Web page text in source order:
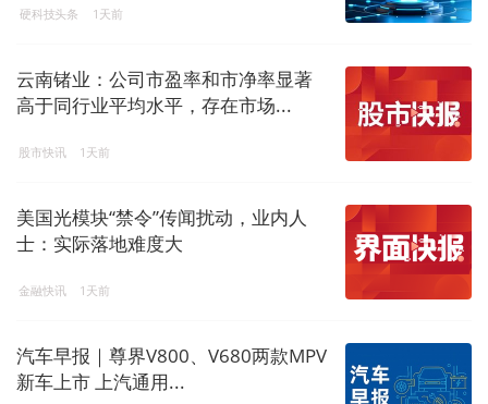
硬科技头条 1天前
云南锗业：公司市盈率和市净率显著
高于同行业平均水平，存在市场...
股市快讯 1天前
美国光模块“禁令”传闻扰动，业内人
士：实际落地难度大
金融快讯 1天前
汽车早报｜尊界V800、V680两款MPV
新车上市 上汽通用...